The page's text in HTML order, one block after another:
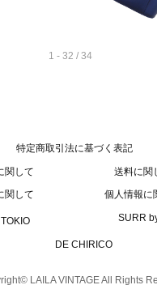
1 - 32 / 34
特定商取引法に基づく表記
関して 送料に関
関して 個人情報に
SURR
DE CHIRICO
LAILA VINTAGE All Rights